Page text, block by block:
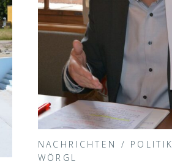
NACHRICHTEN / POLITIK
WÖRGL